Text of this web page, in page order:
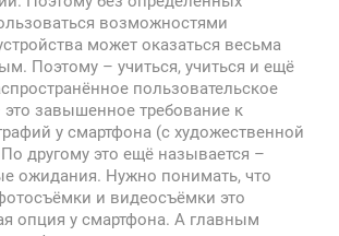
возможностями
может оказаться весьма
Поэтому – учиться, учиться и ещё
пользовательское
завышенное требование к
у смартфона (с художественной
другому это ещё называется –
ожидания. Нужно понимать, что
и видеосъёмки это
опция у смартфона. А главным